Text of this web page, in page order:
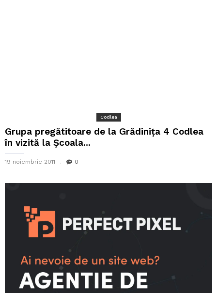
Codlea
Grupa pregătitoare de la Grădiniţa 4 Codlea
în vizită la Şcoala...
19 noiembrie 2011 0